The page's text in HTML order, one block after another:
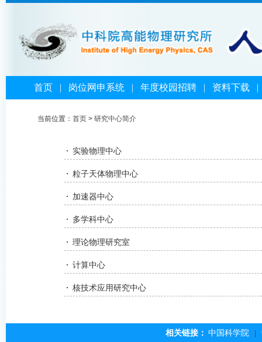
首页| 岗位网申系统| 年度校园招聘| 资料下载
当前位置： 首页 > 研究中心简介
实验物理中心
粒子天体物理中心
加速器中心
多学科中心
理论物理研究室
计算中心
核技术应用研究中心
相关链接： 中国科学院